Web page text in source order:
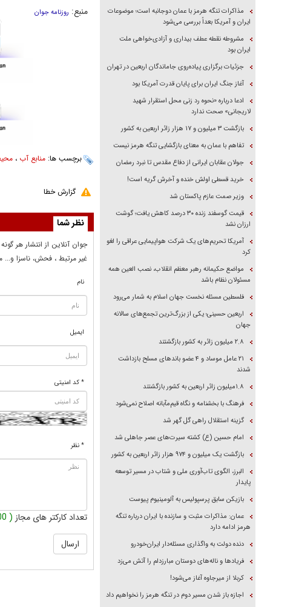
منبع: روزنامه جوان
برچسب ها: منابع آب ،
گزارش خطا
نظر شما
جوان آنلاين از انتشار هر
غير مرتبط ، فحش، ناسزا
نام
ایمیل
* کد امنیتی
* نظر
تعداد کارکتر های مجاز ( 200 )
مذاکرات تنگه هرمز با عمان دوجانبه است؛ موضوعات
ایران و آمریکا بعداً بررسی می‌شود
مشروطه نقطه عطف بیداری و آزادی‌خواهی ملت
ایران بود
جزئیات برگزاری پیاده‌روی جاماندگان اربعین در تهران
آغاز جنگ ایران برای پایان قدرت آمریکا بود
ادعا درباره «نحوه رد زنی محل استقرار شهید
لاریجانی» صحت ندارد
بازگشت ۳ میلیون و ۱۷ هزار زائر اربعین به کشور
تفاهم با عمان به معنای بازگشایی تنگه هرمز نیست
جولان عقابان ایرانی از دفاع مقدس تا نبرد رمضان
خرید قسطی اولش خنده و آخرش گریه است!
وزیر صمت عازم پاکستان شد
قیمت گوسفند زنده ۳۰ درصد کاهش یافت؛ گوشت
ارزان نشد
آمریکا تحریم‌های یک شرکت هواپیمایی عراقی را لغو
کرد
مواضع حکیمانه رهبر معظم انقلاب، نصب العین همه
مسئولان نظام باشد
فلسطین مسئله نخست جهان اسلام به شمار می‌رود
اربعین حسینی؛ یکی از بزرگ‌ترین تجمع‌های سالانه
جهان
۲.۸ میلیون زائر به کشور بازگشتند
۲۱ عامل موساد و ۴ عضو باند‌های مسلح بازداشت
شدند
۱.۸میلیون زائر اربعین به کشور بازگشتند
فرهنگ با بخشنامه و نگاه قیم‌مآبانه اصلاح نمی‌شود
گزینه استقلال راهی گل گهر شد
امام حسین (ع) کشته سیرت‌های عصر جاهلی شد
بازگشت یک میلیون و ۹۷۴ هزار زائر اربعین به کشور
البرز، الگوی تاب‌آوری ملی و شتاب در مسیر توسعه
پایدار
بازیکن سابق پرسپولیس به آلومینیوم پیوست
عمان: مذاکرات مثبت و سازنده با ایران درباره تنگه
هرمز ادامه دارد
دنده دولت به واگذاری مسئله‌دار ایران‌خودرو
فریاد‌ها و ناله‌های دوستان مبارزدلم را آتش می‌زد
کربلا از میرجاوه آغاز می‌شود!
اجازه باز شدن مسیر دوم در تنگه هرمز را نخواهیم داد